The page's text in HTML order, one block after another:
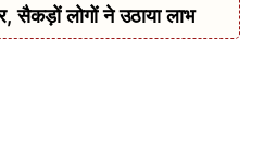
सैकड़ों लोगों ने उठाया लाभ